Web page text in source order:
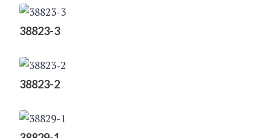
38823-3
38823-2